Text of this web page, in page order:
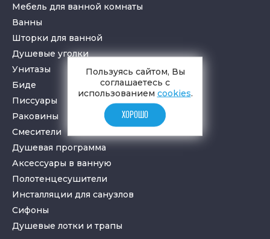
Мебель для ванной комнаты
Ванны
Шторки для ванной
Душевые уголки
Унитазы
Биде
Писсуары
Раковины
Смесители
Душевая программа
Аксессуары в ванную
Полотенцесушители
Инсталляции для санузлов
Cифоны
Душевые лотки и трапы
Пользуясь сайтом, Вы
соглашаетесь с
использованием cookies.
ХОРОШО